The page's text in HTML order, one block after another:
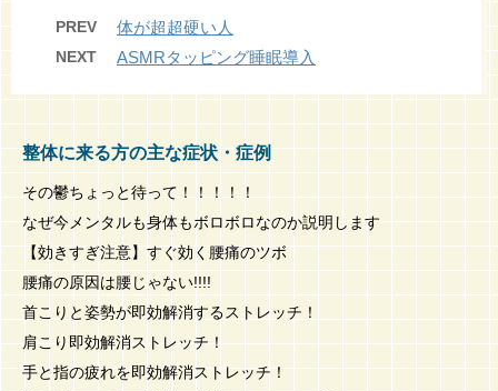
PREV 体が超超硬い人
NEXT ASMRタッピング睡眠導入
整体に来る方の主な症状・症例
その鬱ちょっと待って！！！！！
なぜ今メンタルも身体もボロボロなのか説明します
【効きすぎ注意】すぐ効く腰痛のツボ
腰痛の原因は腰じゃない!!!!
首こりと姿勢が即効解消するストレッチ！
肩こり即効解消ストレッチ！
手と指の疲れを即効解消ストレッチ！